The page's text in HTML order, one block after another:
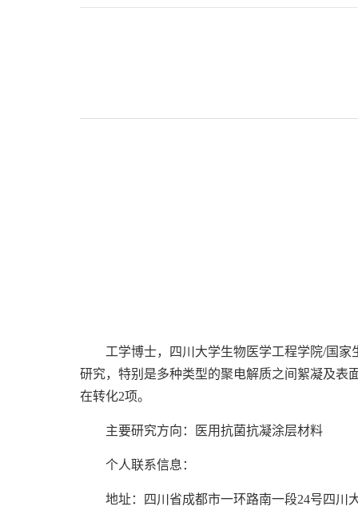
工学博士，四川大学生物医学工程学院/国家
研究，特别是多种类型的聚电解质之间絮凝及表
在转化2项。
主要研究方向：医用抗菌抗凝涂层材料
个人联系信息：
地址：四川省成都市一环路南一段24号四川